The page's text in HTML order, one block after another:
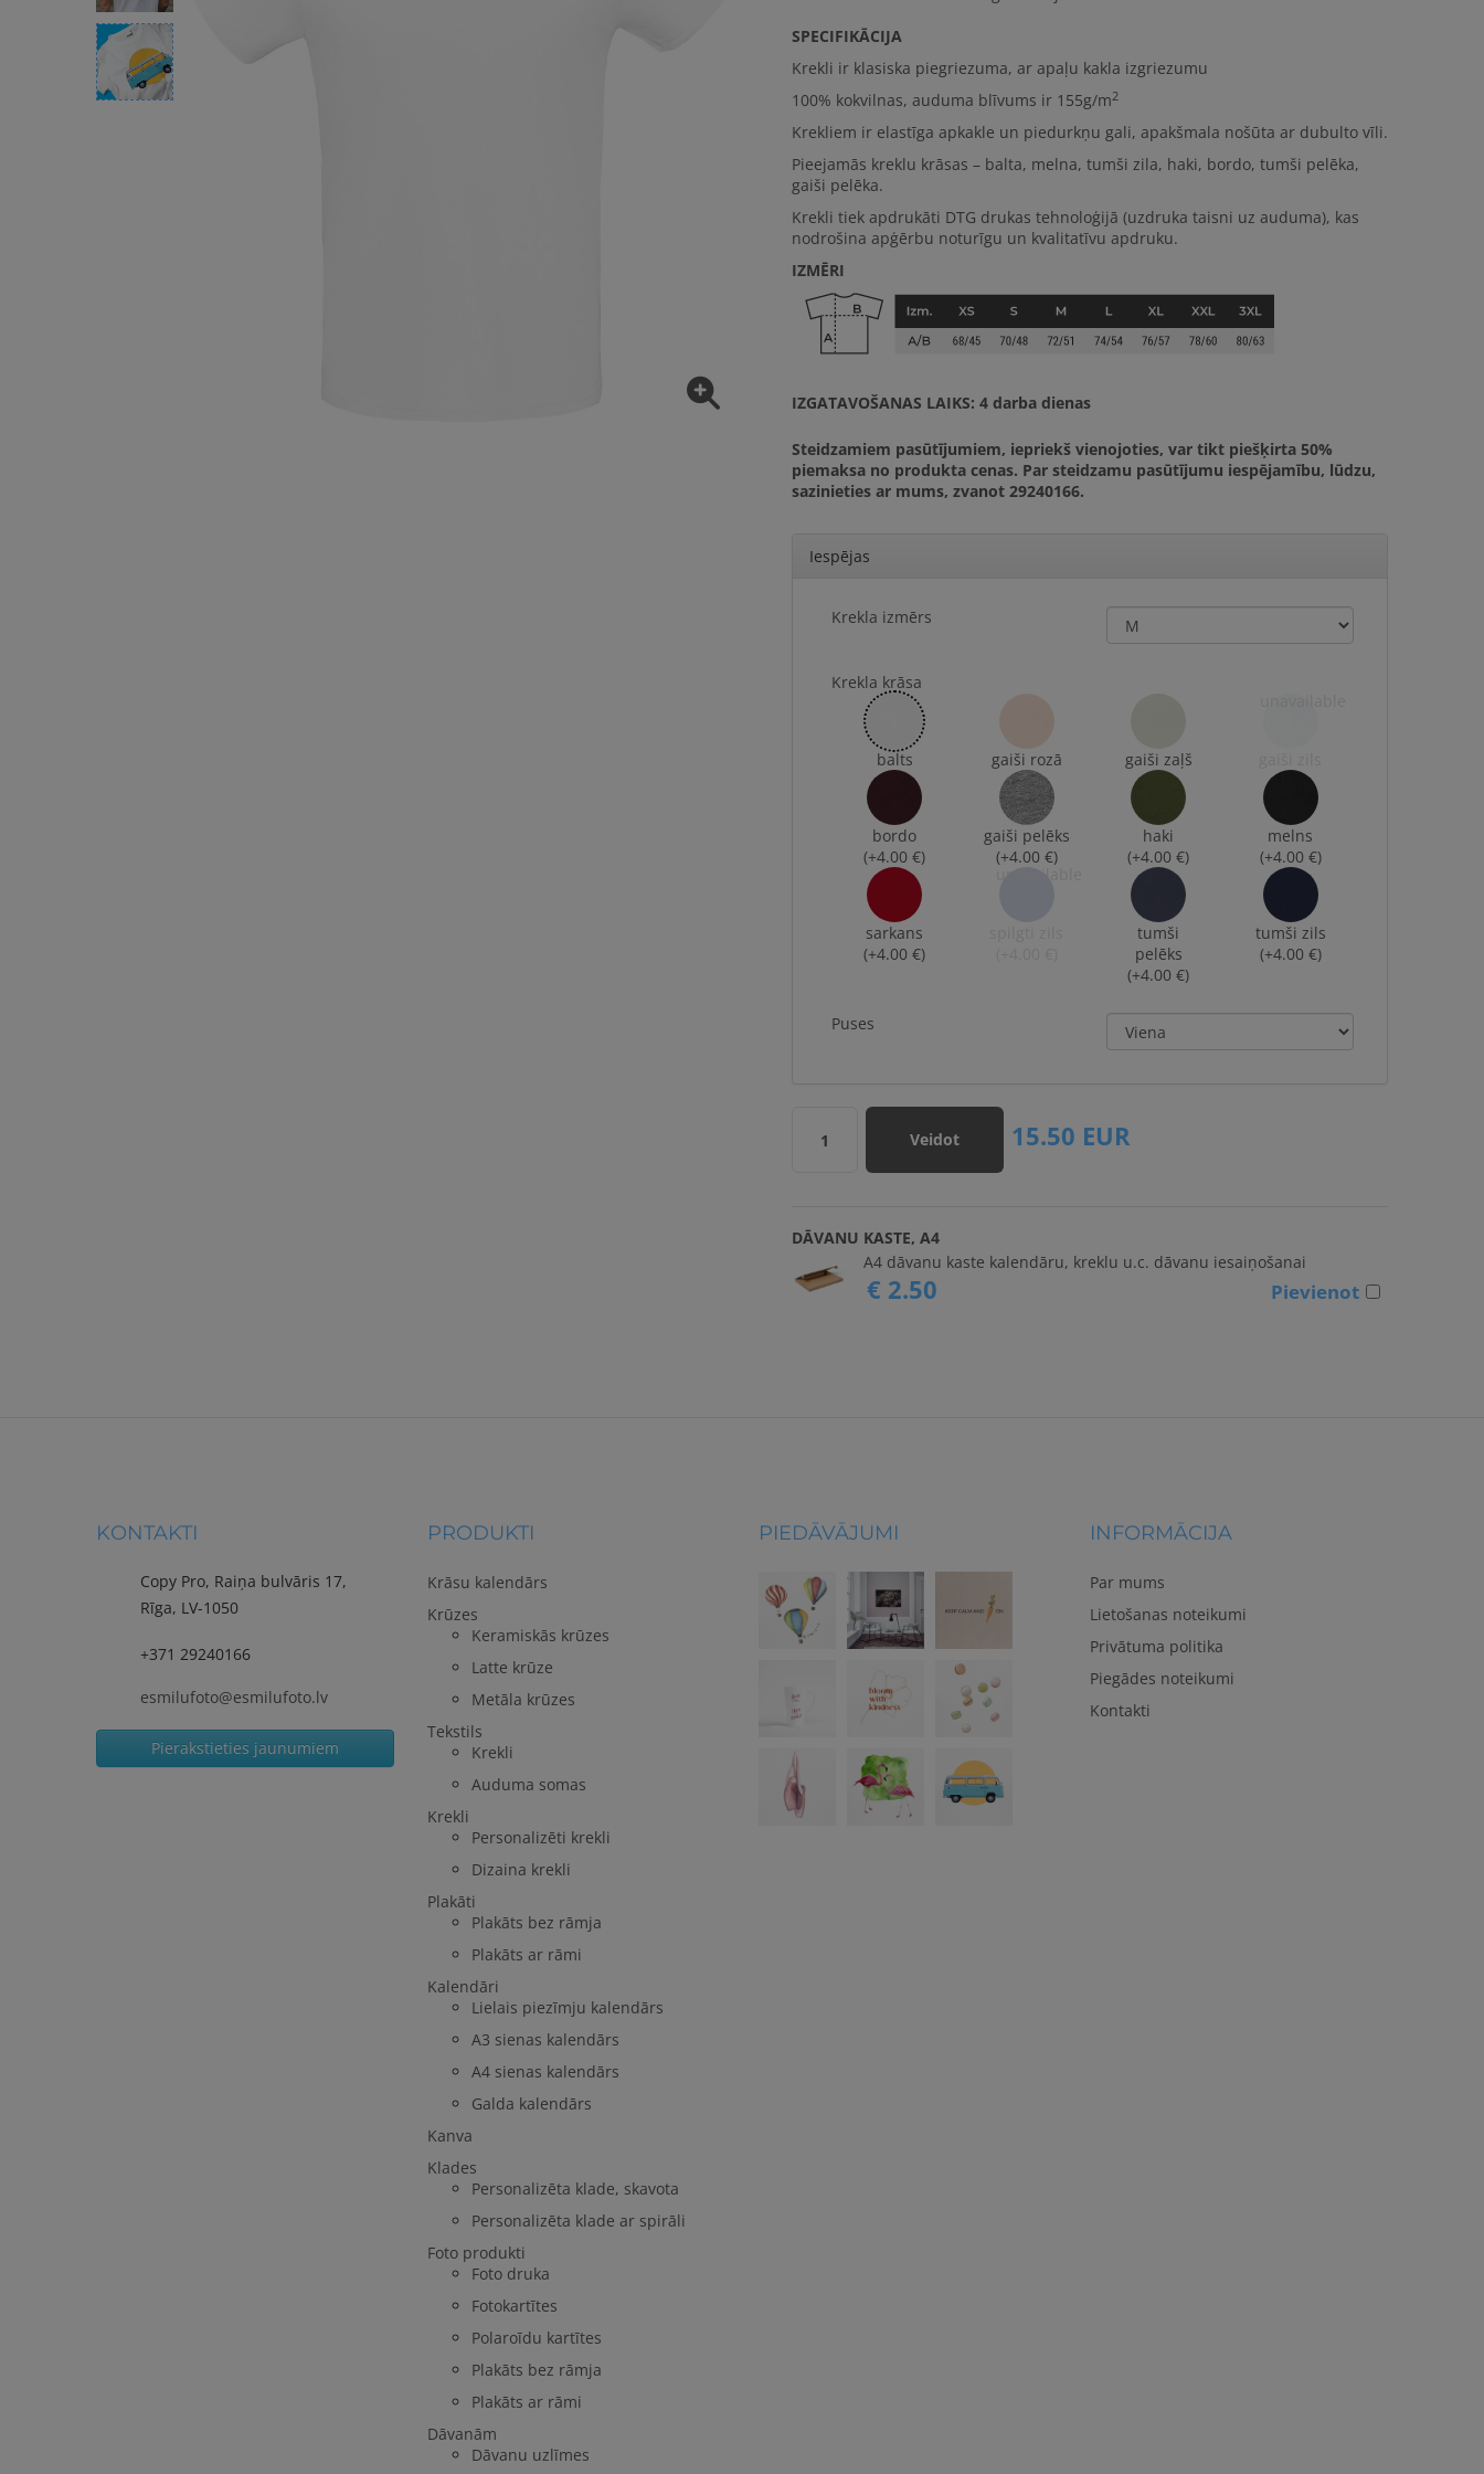
SPECIFIKĀCIJA
Krekli ir klasiska piegriezuma, ar apaļu kakla izgriezumu
100% kokvilnas, auduma blīvums ir 155g/m2
Krekliem ir elastīga apkakle un piedurkņu gali, apakšmala nošūta ar dubulto vīli.
Pieejamās kreklu krāsas – balta, melna, tumši zila, haki, bordo, tumši pelēka,
gaiši pelēka.
Krekli tiek apdrukāti DTG drukas tehnoloģijā (uzdruka taisni uz auduma), kas
nodrošina apģērbu noturīgu un kvalitatīvu apdruku.
IZMĒRI
IZGATAVOŠANAS LAIKS: 4 darba dienas
Steidzamiem pasūtījumiem, iepriekš vienojoties, var tikt piešķirta 50%
piemaksa no produkta cenas. Par steidzamu pasūtījumu iespējamību, lūdzu,
sazinieties ar mums, zvanot 29240166.
Iespējas
Krekla izmērs
Krekla krāsa
balts gaiši rozā gaiši zaļš
bordo
(+4.00 €)
gaiši pelēks
(+4.00 €)
haki
(+4.00 €)
melns
(+4.00 €)
sarkans
(+4.00 €)
tumši
pelēks
(+4.00 €)
tumši zils
(+4.00 €)
Puses
1 Veidot 15.50 EUR
DĀVANU KASTE, A4
A4 dāvanu kaste kalendāru, kreklu u.c. dāvanu iesaiņošanai
Pievienot
€ 2.50
KONTAKTI
Copy Pro, Raiņa bulvāris 17,
Rīga, LV-1050
+371 29240166
esmilufoto@esmilufoto.lv
Pierakstieties jaunumiem
PRODUKTI
Krāsu kalendārs
Krūzes
Keramiskās krūzes
Latte krūze
Metāla krūzes
Tekstils
Krekli
Auduma somas
Krekli
Personalizēti krekli
Dizaina krekli
Plakāti
Plakāts bez rāmja
Plakāts ar rāmi
Kalendāri
Lielais piezīmju kalendārs
A3 sienas kalendārs
A4 sienas kalendārs
Galda kalendārs
Kanva
Klades
Personalizēta klade, skavota
Personalizēta klade ar spirāli
Foto produkti
Foto druka
Fotokartītes
Polaroīdu kartītes
Plakāts bez rāmja
Plakāts ar rāmi
Dāvanām
Dāvanu uzlīmes
PIEDĀVĀJUMI INFORMĀCIJA
Par mums
Lietošanas noteikumi
Privātuma politika
Piegādes noteikumi
Kontakti